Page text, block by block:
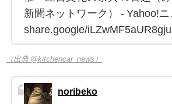
新聞ネットワーク） - Yahoo!ニ
share.google/
（出典 @kitchencar_news）
noribeko